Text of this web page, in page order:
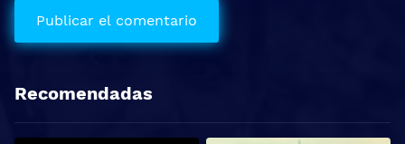
Recomendadas